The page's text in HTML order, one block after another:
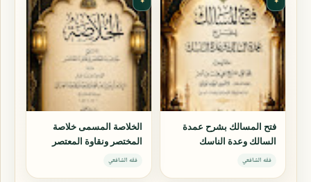
فتح المسالك بشرح عمدة
السالك وعدة الناسك
فقه الشافعي
الخلاصة المسمى خلاصة
المختصر ونقاوة المعتصر
فقه الشافعي